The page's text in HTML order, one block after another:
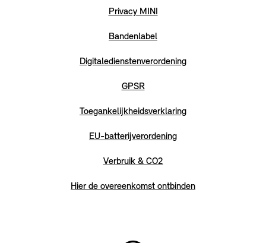
Privacy MINI
Bandenlabel
Digitaledienstenverordening
GPSR
Toegankelijkheidsverklaring
EU-batterijverordening
Verbruik & CO2
Hier de overeenkomst ontbinden